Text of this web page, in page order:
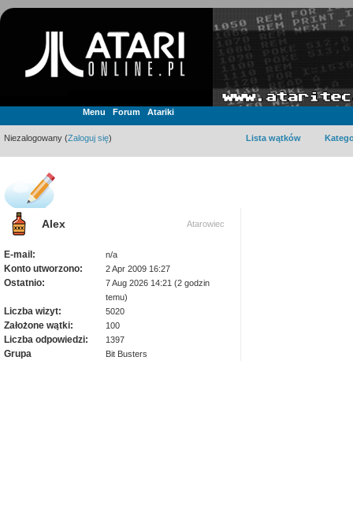
Menu Forum Atariki
Niezalogowany (Zaloguj się) Lista wątków
Alex Atarowiec
E-mail: n/a
Konto utworzono: 2 Apr 2009 16:27
Ostatnio:
7 Aug 2026 14:21 (2 godzin
temu)
Liczba wizyt: 5020
Założone wątki: 100
Liczba odpowiedzi: 1397
Grupa Bit Busters